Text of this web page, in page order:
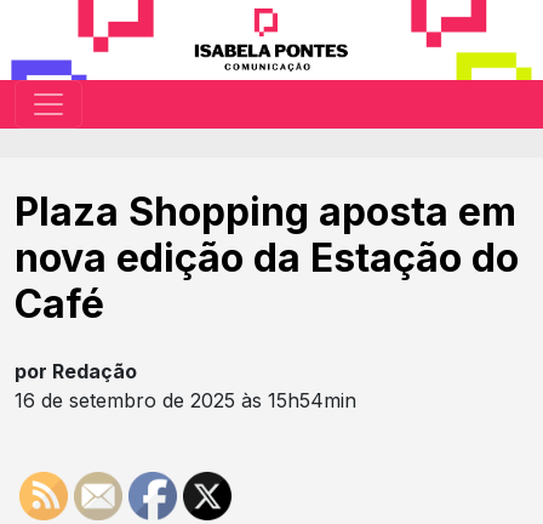
Plaza Shopping aposta em
nova edição da Estação do
Café
por Redação
16 de setembro de 2025 às 15h54min